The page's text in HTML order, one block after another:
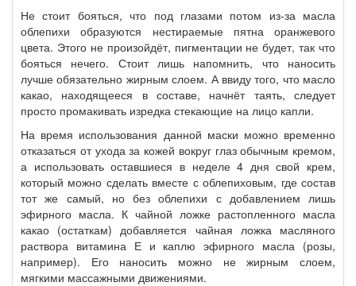
Не стоит бояться, что под глазами потом из-за масла
облепихи образуются нестираемые пятна оранжевого
цвета. Этого не произойдёт, пигментации не будет, так что
бояться нечего. Стоит лишь напомнить, что наносить
лучше обязательно жирным слоем. А ввиду того, что масло
какао, находящееся в составе, начнёт таять, следует
просто промакивать изредка стекающие на лицо капли.
На время использования данной маски можно временно
отказаться от ухода за кожей вокруг глаз обычным кремом,
а использовать оставшиеся в неделе 4 дня свой крем,
который можно сделать вместе с облепиховым, где состав
тот же самый, но без облепихи с добавлением лишь
эфирного масла. К чайной ложке растопленного масла
какао (остаткам) добавляется чайная ложка масляного
раствора витамина Е и каплю эфирного масла (розы,
например). Его наносить можно не жирным слоем,
мягкими массажными движениями.